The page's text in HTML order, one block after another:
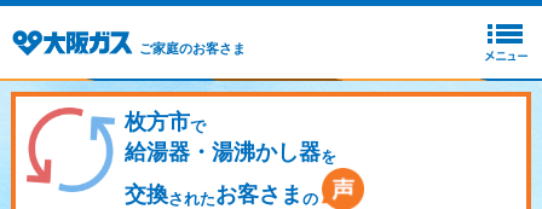
ご家庭のお客さま
枚方市で
給湯器・湯沸かし器を
交換されたお客さま の